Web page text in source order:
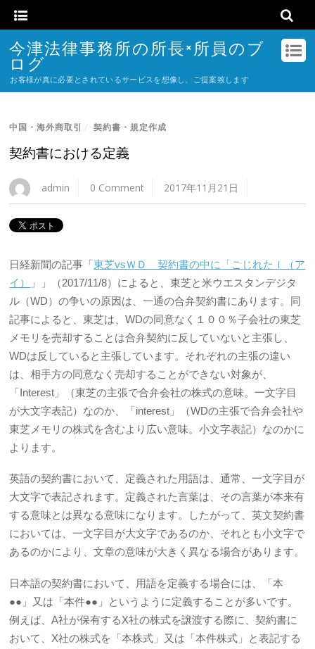
今津法律事務所の所長×所員のブ
ログ
お客様が真に必要とされているサービスを想像し、ご提案致します
中国・海外商取引 / 契約書・規定作成
契約書における定義
admin 0 Comment 2017年11月21日
日経新聞の記事「東芝vsＷＤ 契約書の中に「こじれたＩ（ア
イ）
」」（2017/11/8）によると、東芝と米ウエスタンデジタ
ル（WD）の争いの原因は、一通の合弁契約書にあります。同
記事によると、東芝は、WDの同意なく１００％子会社の東芝
メモリを売却することは合弁契約に反していないと主張し、
WDは反していると主張しています。それぞれの主張の違い
は、相手方の同意なく売却することができない対象が、
「Interest」（東芝の主張で合弁会社の株式の意味。一文字目
が大文字表記）なのか、「interest」（WDの主張で合弁会社や
東芝メモリの株式を含むより広い意味。小文字表記）なのかに
よります。
英語の契約書において、定義された用語は、通常、一文字目が
大文字で表記されます。定義された言葉は、その言葉が本来有
する意味とは異なる意味になります。したがって、英文契約書
においては、一文字目が大文字であるのか、それとも小文字で
あるのかにより、文章の意味が大きく異なる場合があります。
日本語の契約書において、用語を定義する場合には、「本
●●」又は「本件●●」というように定義することが多いです。
例えば、A社が保有するX社の株式を譲渡する際に、契約書に
おいて、X社の株式を「本株式」又は「本件株式」と表記する